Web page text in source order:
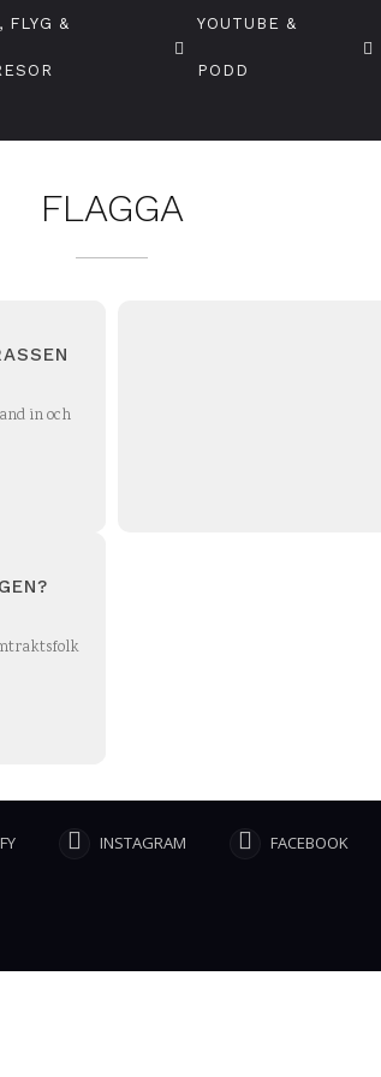
FLYG & YOUTUBE &
PODD
FLAGGA
in och
INSTAGRAM FACEBOOK